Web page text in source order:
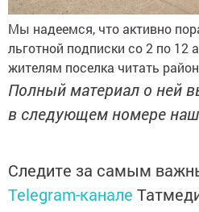
Мы надеемся, что активно
льготной подписки со 2 по 12
жителям поселка читать
Полный материал о ней
в следующем номере
Следите за самым
Telegram-канале